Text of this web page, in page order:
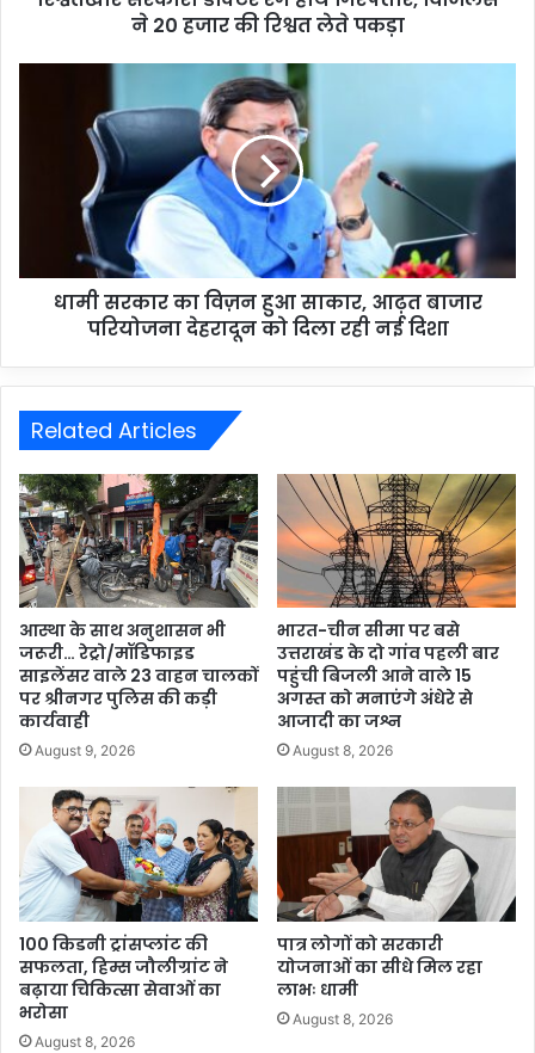
ने 20 हजार की रिश्वत लेते पकड़ा
धामी सरकार का विज़न हुआ साकार, आढ़त बाजार
परियोजना देहरादून को दिला रही नई दिशा
Related Articles
आस्था के साथ अनुशासन भी
जरूरी… रेट्रो/मॉडिफाइड
साइलेंसर वाले 23 वाहन चालकों
पर श्रीनगर पुलिस की कड़ी
कार्यवाही
August 9, 2026
भारत-चीन सीमा पर बसे
उत्तराखंड के दो गांव पहली बार
पहुंची बिजली आने वाले 15
अगस्त को मनाएंगे अंधेरे से
आजादी का जश्न
August 8, 2026
100 किडनी ट्रांसप्लांट की
सफलता, हिम्स जौलीग्रांट ने
बढ़ाया चिकित्सा सेवाओं का
भरोसा
August 8, 2026
पात्र लोगों को सरकारी
योजनाओं का सीधे मिल रहा
लाभः धामी
August 8, 2026